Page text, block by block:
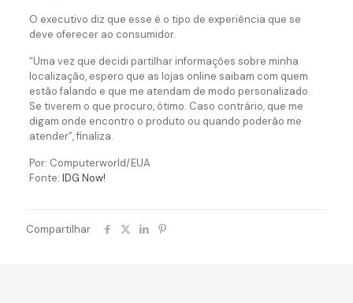
O executivo diz que esse é o tipo de experiência que se
deve oferecer ao consumidor.
“Uma vez que decidi partilhar informações sobre minha
localização, espero que as lojas online saibam com quem
estão falando e que me atendam de modo personalizado.
Se tiverem o que procuro, ótimo. Caso contrário, que me
digam onde encontro o produto ou quando poderão me
atender”, finaliza.
Por: Computerworld/EUA
Fonte: IDG Now!
Compartilhar